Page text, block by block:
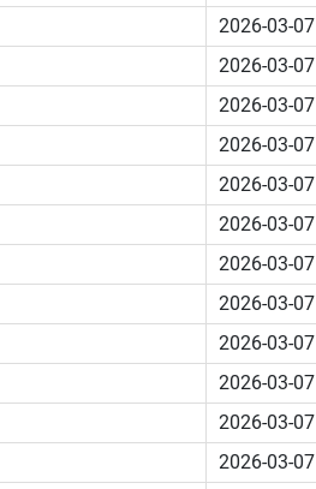
2026-03-07
2026-03-07
2026-03-07
2026-03-07
2026-03-07
2026-03-07
2026-03-07
2026-03-07
2026-03-07
2026-03-07
2026-03-07
2026-03-07